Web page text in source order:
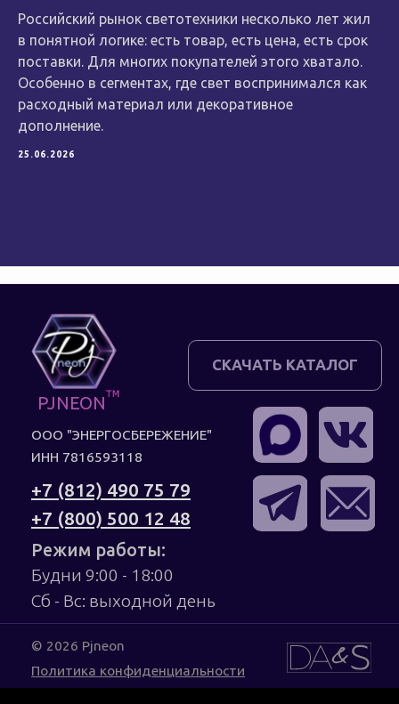
Российский рынок светотехники несколько лет жил
в понятной логике: есть товар, есть цена, есть срок
поставки. Для многих покупателей этого хватало.
Особенно в сегментах, где свет воспринимался как
расходный материал или декоративное
дополнение.
25.06.2026